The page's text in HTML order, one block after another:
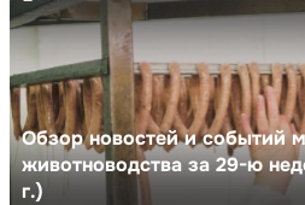
Обзор новостей и событий
животноводства за 29-ю
г.)